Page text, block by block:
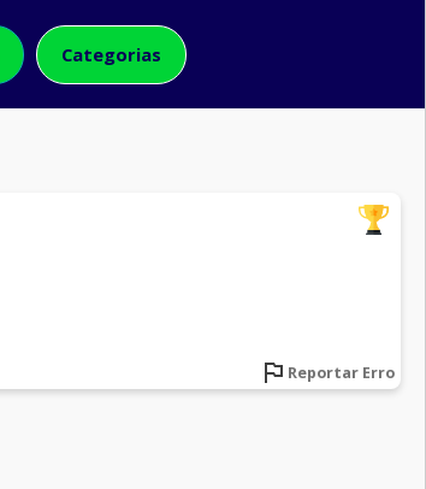
Categorias
Reportar Erro